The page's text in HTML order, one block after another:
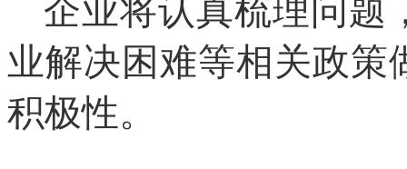
企业将认真梳理问题
业解决困难等相关政策
积极性。